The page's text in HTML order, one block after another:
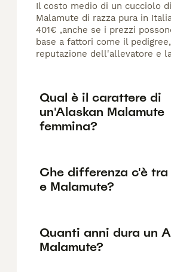
Il costo medio di un cucciolo
Malamute di razza pura in
401€ ,anche se i prezzi
base a fattori come il
reputazione dell'allevatore e
Qual è il carattere di
un'Alaskan Malamute
femmina?
Che differenza c'è tra
e Malamute?
Quanti anni dura un
Malamute?